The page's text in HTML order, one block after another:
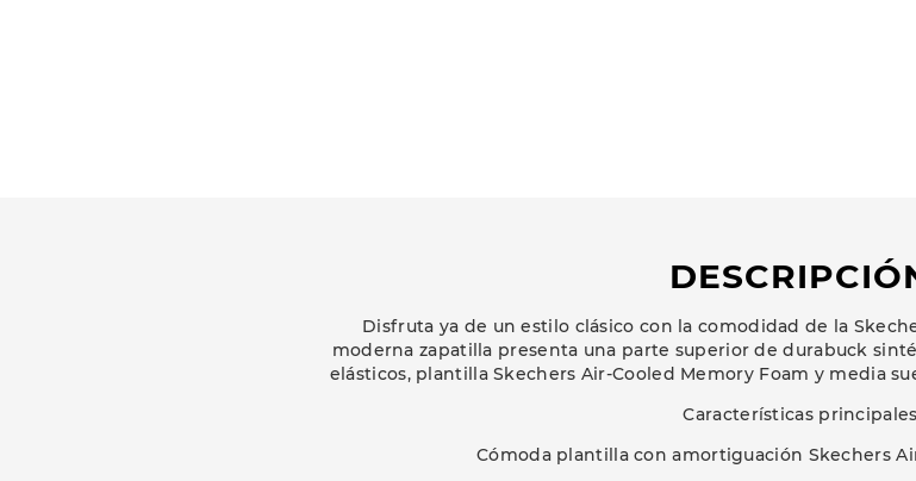
Disfruta ya de un estilo clásico con la comodidad de la
moderna zapatilla presenta una parte superior de durabuck
elásticos, plantilla Skechers Air-Cooled Memory Foam y media
Características principales
Cómoda plantilla con amortiguación Skechers